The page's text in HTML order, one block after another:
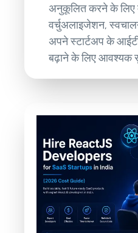
अनुकूलित करने के लिए
वर्चुअलाइजेशन,
अपने स्टार्टअप के आईटी
बढ़ाने के लिए आवश्यक